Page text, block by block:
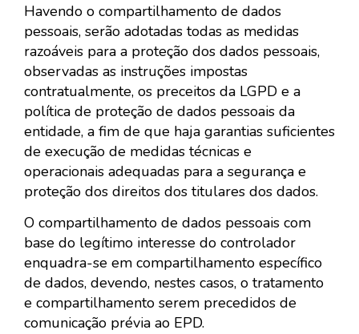
Havendo o compartilhamento de dados
pessoais, serão adotadas todas as medidas
razoáveis para a proteção dos dados pessoais,
observadas as instruções impostas
contratualmente, os preceitos da LGPD e a
política de proteção de dados pessoais da
entidade, a fim de que haja garantias suficientes
de execução de medidas técnicas e
operacionais adequadas para a segurança e
proteção dos direitos dos titulares dos dados.
O compartilhamento de dados pessoais com
base do legítimo interesse do controlador
enquadra-se em compartilhamento específico
de dados, devendo, nestes casos, o tratamento
e compartilhamento serem precedidos de
comunicação prévia ao EPD.